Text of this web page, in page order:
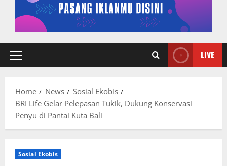
Primary
LIVE
Home News
Sosial Ekobis
BRI Life Gelar Pelepasan Tukik, Dukung Konservasi
Penyu di Pantai Kuta Bali
Sosial Ekobis